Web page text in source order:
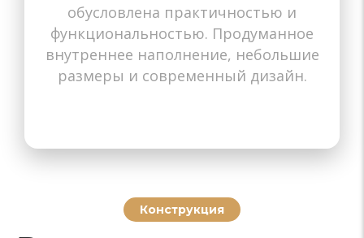
На балкон
обусловлена практичностью и
функциональностью. Продуманное
внутреннее наполнение, небольшие
размеры и современный дизайн.
В спальню
В коридор
В гостиную
В комнату
В зал
В детскую
На балкон
В прихожую
Конструкция